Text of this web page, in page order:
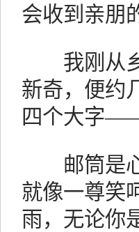
会收到亲朋
我刚从乡
新奇，便约
四个大字
邮筒是心
就像一尊笑
雨，无论你